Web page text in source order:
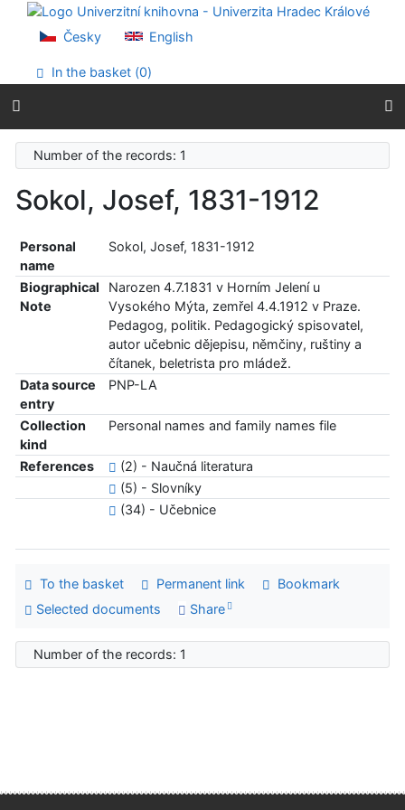
Go to content
Go to menu
Accessibility declaration
Česky English
In the basket (0)
Number of the records: 1
Sokol, Josef, 1831-1912
Personal
name
Sokol, Josef, 1831-1912
Biographical
Note
Narozen 4.7.1831 v Horním Jelení u
Vysokého Mýta, zemřel 4.4.1912 v Praze.
Pedagog, politik. Pedagogický spisovatel,
autor učebnic dějepisu, němčiny, ruštiny a
čítanek, beletrista pro mládež.
Data source
entry
PNP-LA
Collection
kind
Personal names and family names file
References
(2) - Naučná literatura
(5) - Slovníky
(34) - Učebnice
To the basket Permanent link
Bookmark
Selected documents
Share
Number of the records: 1